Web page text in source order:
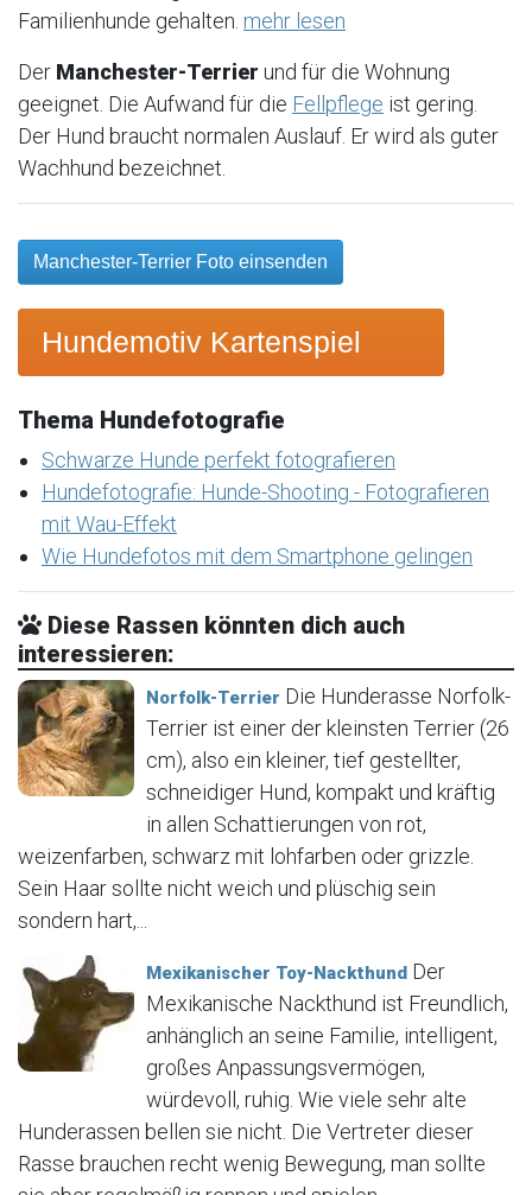
Familienhunde gehalten. mehr lesen
Der Manchester-Terrier und für die Wohnung
geeignet. Die Aufwand für die Fellpflege ist gering.
Der Hund braucht normalen Auslauf. Er wird als guter
Wachhund bezeichnet.
Manchester-Terrier Foto einsenden
Hundemotiv Kartenspiel
Thema Hundefotografie
Schwarze Hunde perfekt fotografieren
Hundefotografie: Hunde-Shooting - Fotografieren
mit Wau-Effekt
Wie Hundefotos mit dem Smartphone gelingen
Diese Rassen könnten dich auch
interessieren:
Norfolk-Terrier Die Hunderasse Norfolk-
Terrier ist einer der kleinsten Terrier (26
cm), also ein kleiner, tief gestellter,
schneidiger Hund, kompakt und kräftig
in allen Schattierungen von rot,
weizenfarben, schwarz mit lohfarben oder grizzle.
Sein Haar sollte nicht weich und plüschig sein
sondern hart,...
Mexikanischer Toy-Nackthund Der
Mexikanische Nackthund ist Freundlich,
anhänglich an seine Familie, intelligent,
großes Anpassungsvermögen,
würdevoll, ruhig. Wie viele sehr alte
Hunderassen bellen sie nicht. Die Vertreter dieser
Rasse brauchen recht wenig Bewegung, man sollte